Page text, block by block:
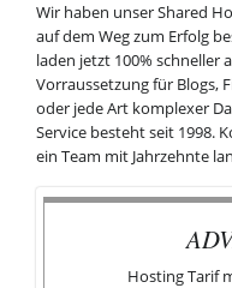
Wir haben unser Shared
auf dem Weg zum Erfolg
laden jetzt 100% schneller
Vorraussetzung für Blogs,
oder jede Art komplexer
Service besteht seit 1998.
ein Team mit Jahrzehnte
Hosting Tarif